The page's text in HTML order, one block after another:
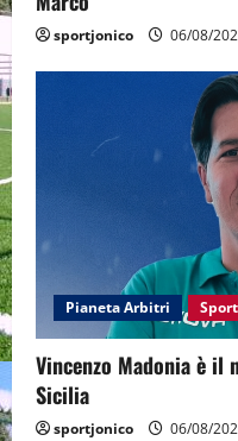
sportjonico 06/08/
Pianeta Arbitri
Vincenzo Madonia è il
Sicilia
sportjonico 06/08/